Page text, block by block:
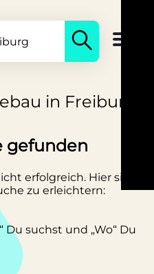
in Freiburg
gefunden
erfolgreich. Hier sind
zu erleichtern:
Du suchst und „Wo“ Du